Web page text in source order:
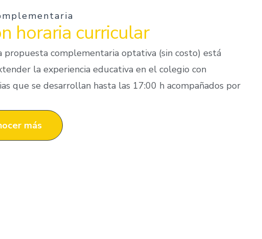
horaria curricular
propuesta complementaria optativa (sin costo) está
la experiencia educativa en el colegio con
que se desarrollan hasta las 17:00 h acompañados por
más